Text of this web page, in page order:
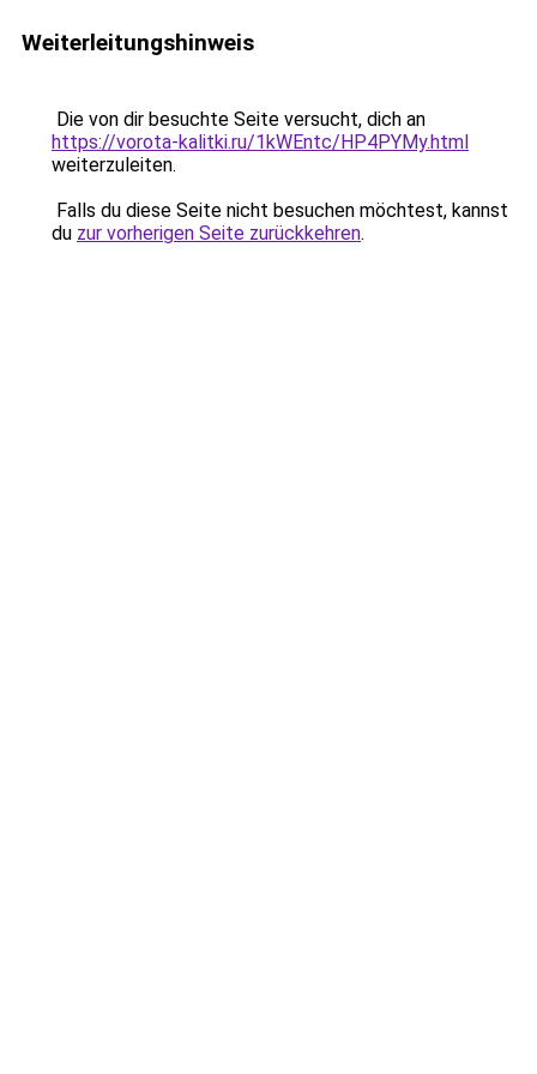
Weiterleitungshinweis
Die von dir besuchte Seite versucht, dich an
https://vorota-kalitki.ru/1kWEntc/HP4PYMy.html
weiterzuleiten.
Falls du diese Seite nicht besuchen möchtest, kannst
du zur vorherigen Seite zurückkehren.